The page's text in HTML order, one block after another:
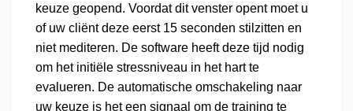
keuze geopend. Voordat dit venster opent moet u
of uw cliënt deze eerst 15 seconden stilzitten en
niet mediteren. De software heeft deze tijd nodig
om het initiële stressniveau in het hart te
evalueren. De automatische omschakeling naar
uw keuze is het een signaal om de training te